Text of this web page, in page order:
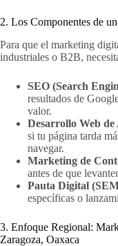
2. Los Componentes de
Para que el marketing
industriales o B2B,
SEO (Search
resultados de
valor.
Desarrollo Web
si tu página tarda
navegar.
Marketing de
antes de que
Pauta Digital
específicas o
3. Enfoque Regional:
Zaragoza, Oaxaca